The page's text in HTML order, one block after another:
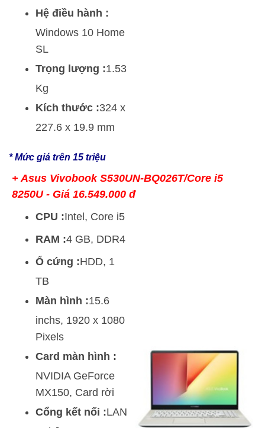
Hệ điều hành :
Windows 10 Home
SL
Trọng lượng :1.53
Kg
Kích thước :324 x
227.6 x 19.9 mm
* Mức giá trên 15 triệu
+ Asus Vivobook S530UN-BQ026T/Core i5
8250U - Giá 16.549.000 đ
CPU :Intel, Core i5
RAM :4 GB, DDR4
Ổ cứng :HDD, 1
TB
Màn hình :15.6
inchs, 1920 x 1080
Pixels
Card màn hình :
NVIDIA GeForce
MX150, Card rời
Cổng kết nối :LAN